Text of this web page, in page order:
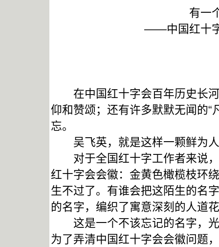
有一
——中国红十
在中国红十字会百年历史长河
仰和赞颂；还有许多默默无闻的“
忘。
吴飞英，就是这样一颗鲜为人
对于全国红十字工作者来说，
红十字会会徽：金黄色橄榄枝环
生不过了。有谁会把这陌生的名
的名字，编织了寓意深刻的人道
这是一个不该忘记的名字，光
为了弄清中国红十字会会徽问题